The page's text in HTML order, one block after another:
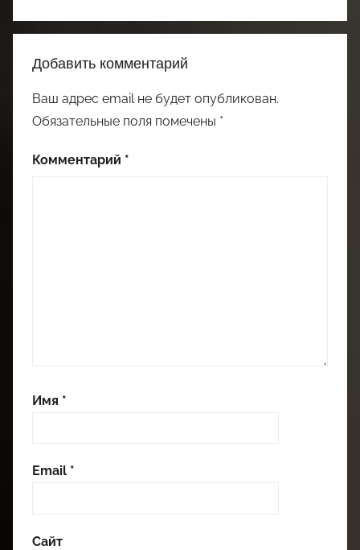
Добавить комментарий
Ваш адрес email не будет опубликован.
Обязательные поля помечены *
Комментарий *
Имя *
Email *
Сайт